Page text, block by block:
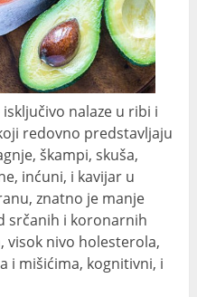
nalaze u ribi i
redovno predstavljaju
škampi, skuša,
inćuni, i kavijar u
znatno je manje
srčanih i koronarnih
visok nivo holesterola,
i mišićima, kognitivni, i